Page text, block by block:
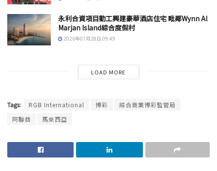
永利合資項目動工興建豪華酒店住宅 毗鄰Wynn Al
Marjan Island綜合度假村
2026年07月28日 09:49
LOAD MORE
Tags: RGB International 博彩
綜合商業博彩監管局
阿聯酋
馬來西亞